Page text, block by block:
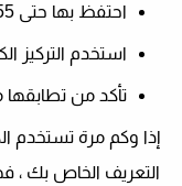
احتفظ بها حتى 155 حرفًا.
استخدم التركيز
تأكد من
إذا وكم مرة تستخدم
التعريف الخاص بك ،